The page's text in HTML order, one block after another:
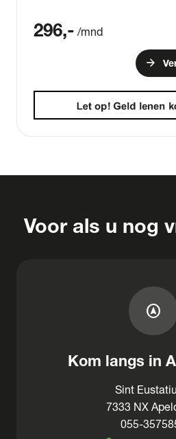
296,- /mnd
arrow_forward
Voor als u nog
assistant_navigation
Kom langs in
Sint
7333 NX
055-